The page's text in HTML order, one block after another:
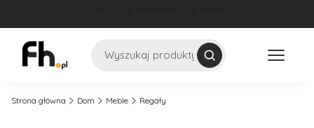
Szukaj
Strona główna Dom Meble Regały